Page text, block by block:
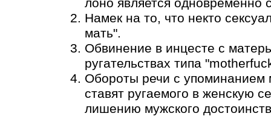
Намек на то, что некто
мать".
Обвинение в инцесте с
ругательствах типа
Обороты речи с упоминанием
ставят ругаемого в женскую
лишению мужского